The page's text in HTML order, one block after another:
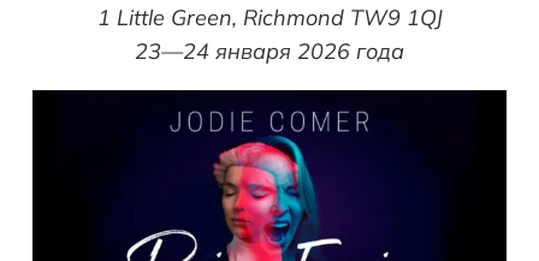
1 Little Green, Richmond TW9 1QJ
23—24 января 2026 года